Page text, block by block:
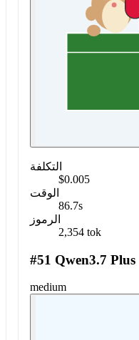
التكلفة
$0.005
الوقت
86.7s
الرموز
2,354 tok
#51 Qwen3.7 Plus
medium